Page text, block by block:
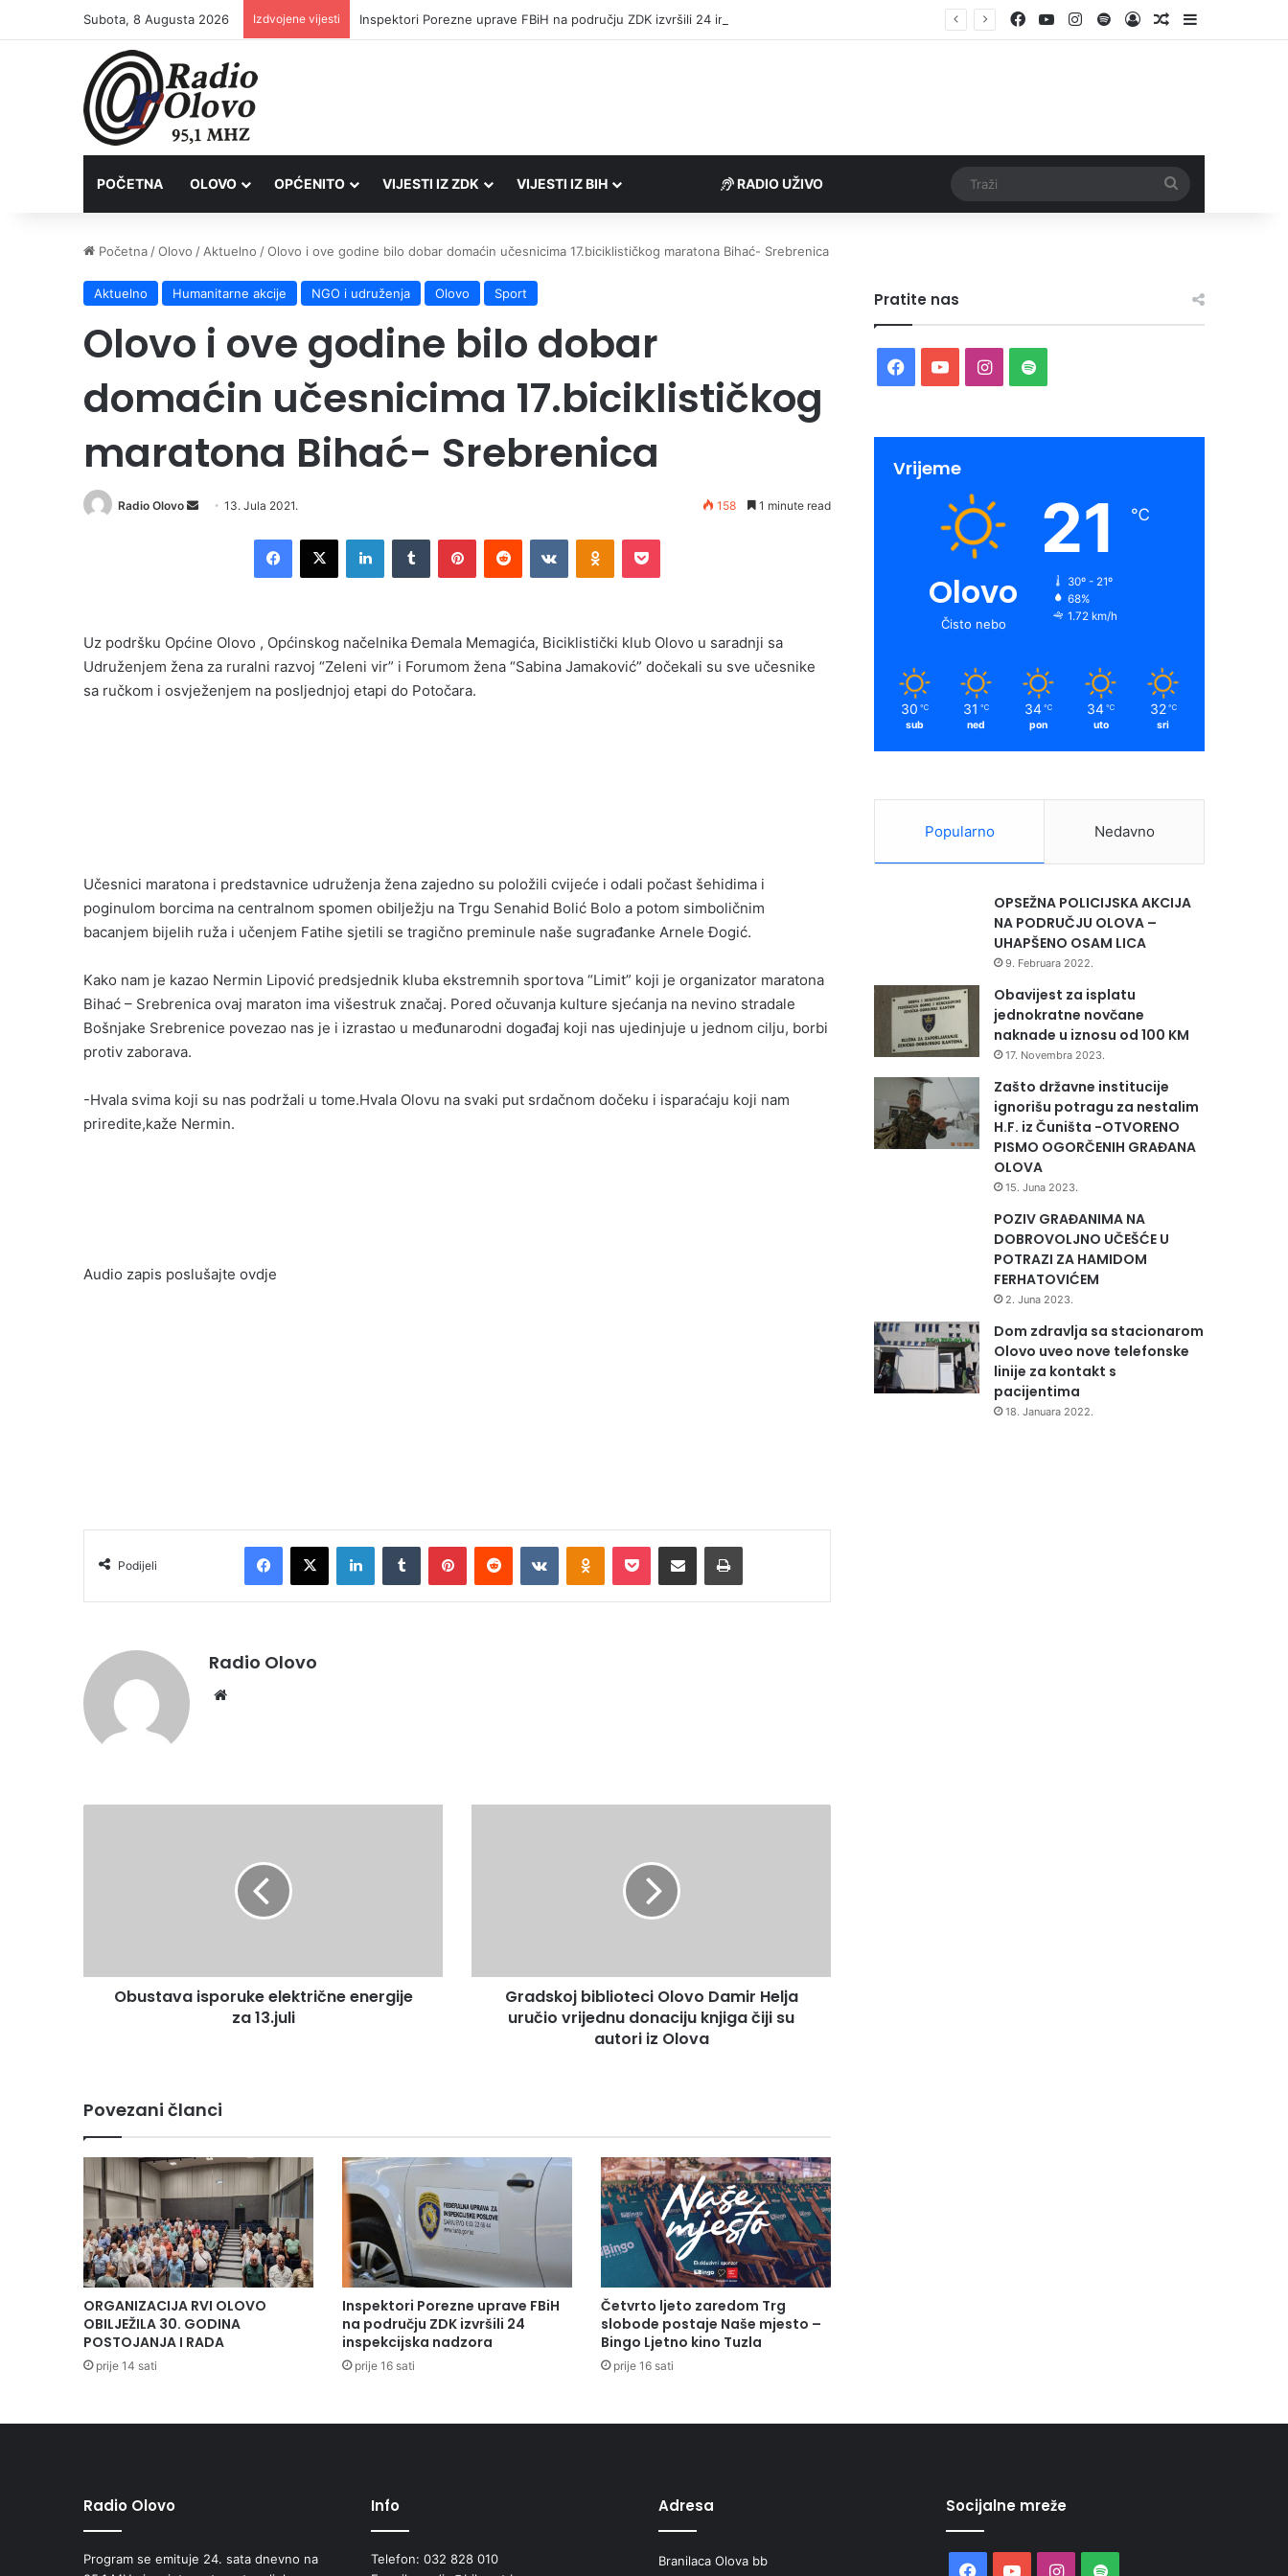
Subota, 8 Augusta 2026 Izdvojene vijesti Inspektori Porezne uprave FBiH na području ZDK izvršili 24 inspekcijska nadzora Facebook
YouTubeInstagram
SpotifyLog InRandom Article
Sidebar
POČETNA OLOVO OPĆENITO VIJESTI IZ ZDK VIJESTI IZ BIH RADIO UŽIVO
Početna /Olovo / Aktuelno /Olovo i ove godine bilo dobar domaćin učesnicima 17.biciklističkog maratona Bihać- Srebrenica
Aktuelno Humanitarne akcije NGO i udruženja Olovo Sport
Olovo i ove godine bilo dobar
domaćin učesnicima 17.biciklističkog
maratona Bihać- Srebrenica
Radio Olovo
Send13. Jula 2021. 158 1 minute read
Facebook
X LinkedInTumblr PinterestReddit VKontakteOdnoklassniki
Pocket
Uz podršku Općine Olovo , Općinskog načelnika Đemala Memagića, Biciklistički klub Olovo u saradnji sa
Udruženjem žena za ruralni razvoj “Zeleni vir” i Forumom žena “Sabina Jamaković” dočekali su sve učesnike
sa ručkom i osvježenjem na posljednjoj etapi do Potočara.
Učesnici maratona i predstavnice udruženja žena zajedno su položili cvijeće i odali počast šehidima i
poginulom borcima na centralnom spomen obilježju na Trgu Senahid Bolić Bolo a potom simboličnim
bacanjem bijelih ruža i učenjem Fatihe sjetili se tragično preminule naše sugrađanke Arnele Đogić.
Kako nam je kazao Nermin Lipović predsjednik kluba ekstremnih sportova “Limit” koji je organizator maratona
Bihać – Srebrenica ovaj maraton ima višestruk značaj. Pored očuvanja kulture sjećanja na nevino stradale
Bošnjake Srebrenice povezao nas je i izrastao u međunarodni događaj koji nas ujedinjuje u jednom cilju, borbi
protiv zaborava.
-Hvala svima koji su nas podržali u tome.Hvala Olovu na svaki put srdačnom dočeku i isparaćaju koji nam
priredite,kaže Nermin.
Audio zapis poslušajte ovdje
Podijeli
Facebook
X LinkedInTumblr PinterestReddit VKontakteOdnoklassniki
Pocket Podijeli putem Emaila Print
Radio Olovo
Obustava isporuke električne energije
za 13.juli
knjiga
Gradskoj biblioteci Olovo Damir Helja
uručio vrijednu donaciju knjiga čiji su
autori iz Olova
Povezani članci
ORGANIZACIJA RVI OLOVO
OBILJEŽILA 30. GODINA
POSTOJANJA I RADA
prije 14 sati
Inspektori Porezne uprave FBiH
na području ZDK izvršili 24
inspekcijska nadzora
prije 16 sati
Četvrto ljeto zaredom Trg
slobode postaje Naše mjesto –
Bingo Ljetno kino Tuzla
prije 16 sati
Pratite nas
Facebook
YouTubeInstagram
Spotify
Vrijeme
Olovo
Čisto nebo
21 ℃
30º - 21º
68%
1.72 km/h
30 ℃
sub
31 ℃
ned
34 ℃
pon
34 ℃
uto
32 ℃
sri
Popularno Nedavno
OPSEŽNA POLICIJSKA AKCIJA
NA PODRUČJU OLOVA –
UHAPŠENO OSAM LICA
9. Februara 2022.
Obavijest za isplatu
jednokratne novčane
naknade u iznosu od 100 KM
17. Novembra 2023.
Zašto državne institucije
ignorišu potragu za nestalim
H.F. iz Čuništa -OTVORENO
PISMO OGORČENIH GRAĐANA
OLOVA
15. Juna 2023.
POZIV GRAĐANIMA NA
DOBROVOLJNO UČEŠĆE U
POTRAZI ZA HAMIDOM
FERHATOVIĆEM
2. Juna 2023.
Dom zdravlja sa stacionarom
Olovo uveo nove telefonske
linije za kontakt s
pacijentima
18. Januara 2022.
Radio Olovo
Program se emituje 24. sata dnevno na
Info
Telefon: 032 828 010
Adresa
Branilaca Olova bb
Socijalne mreže
Facebook
YouTubeInstagram
Spotify